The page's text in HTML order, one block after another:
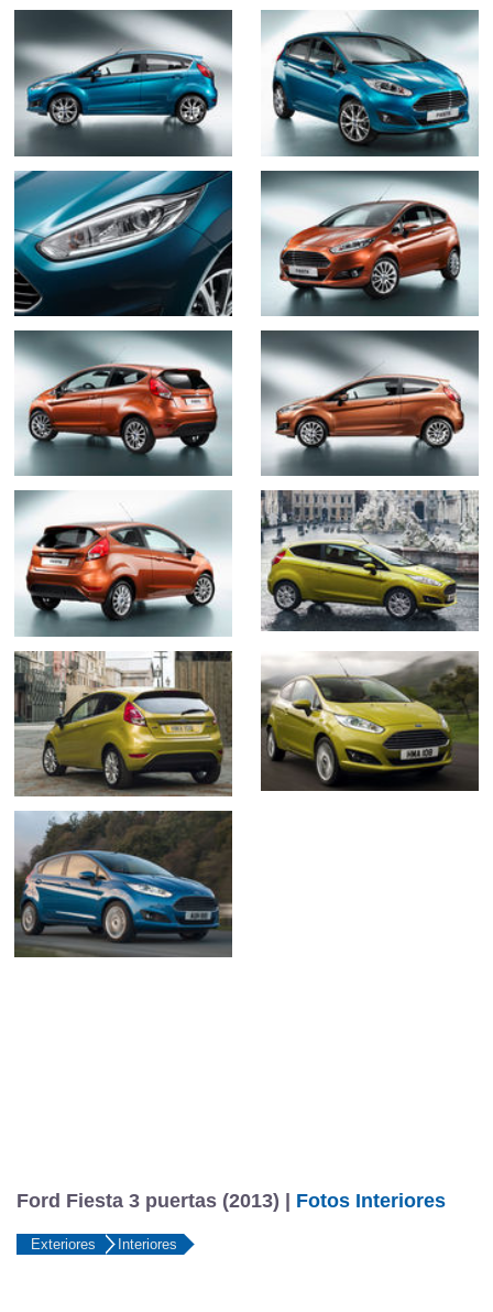
Ford Fiesta 3 puertas (2013) | Fotos Interiores
Exteriores Interiores